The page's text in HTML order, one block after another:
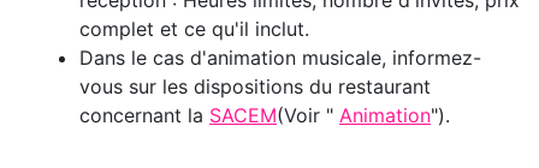
complet et ce qu'il inclut.
Dans le cas d'animation musicale, informez-
vous sur les dispositions du restaurant
concernant la SACEM(Voir " Animation").